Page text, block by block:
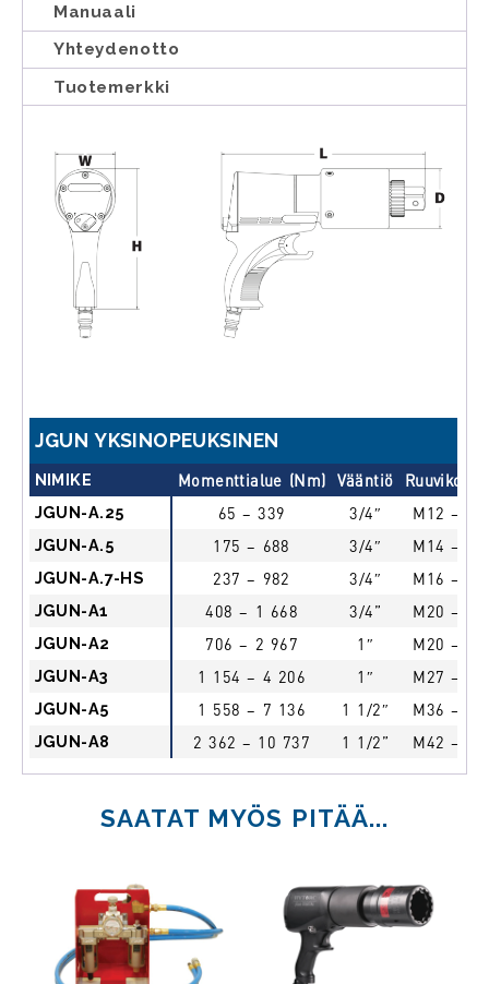
Manuaali
Yhteydenotto
Tuotemerkki
JGUN YKSINOPEUKSINEN
NIMIKE Momenttialue (Nm) Vääntiö Ruuvikoot
JGUN-A.25 65 – 339 3/4″ M12 –
JGUN-A.5 175 – 688 3/4″ M14 –
JGUN-A.7-HS 237 – 982 3/4″ M16 –
JGUN-A1 408 – 1 668 3/4” M20 –
JGUN-A2 706 – 2 967 1″ M20 –
JGUN-A3 1 154 – 4 206 1″ M27 –
JGUN-A5 1 558 – 7 136 1 1/2″ M36 –
JGUN-A8 2 362 – 10 737 1 1/2” M42 –
SAATAT MYÖS PITÄÄ...